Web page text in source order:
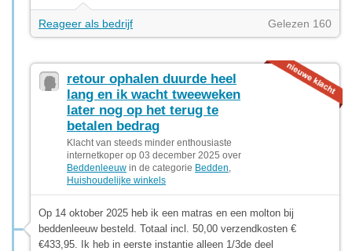
Reageer als bedrijf Gelezen 160
retour ophalen duurde heel
lang en ik wacht tweeweken
later nog op het terug te
betalen bedrag
Klacht van steeds minder enthousiaste
internetkoper op 03 december 2025 over
Beddenleeuw in de categorie Bedden
Huishoudelijke winkels
Op 14 oktober 2025 heb ik een matras en een molton bij
beddenleeuw besteld. Totaal incl. 50,00 verzendkosten €
€433,95. Ik heb in eerste instantie alleen 1/3de deel